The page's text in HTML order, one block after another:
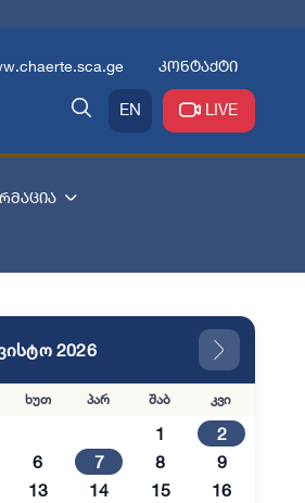
კონტაქტი
EN LIVE
2026
ხუთ პარ შაბ კვი
1
2
6 7 8
9
13 14 15
16